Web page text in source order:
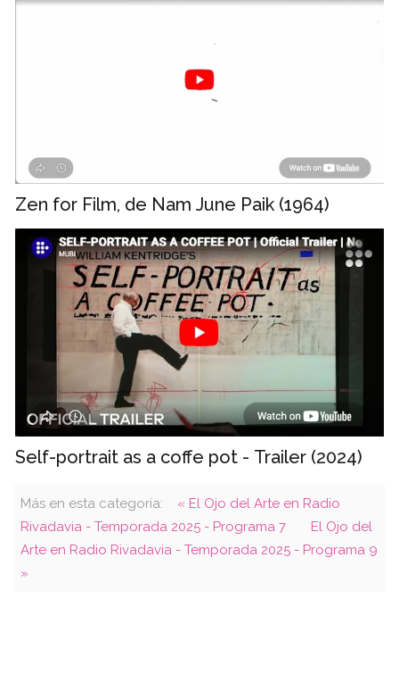
Zen for Film, de Nam June Paik (1964)
Self-portrait as a coffe pot - Trailer (2024)
Más en esta categoría:
« El Ojo del Arte en Radio
Rivadavia - Temporada 2025 - Programa 7
El Ojo del
Arte en Radio Rivadavia - Temporada 2025 - Programa 9
»